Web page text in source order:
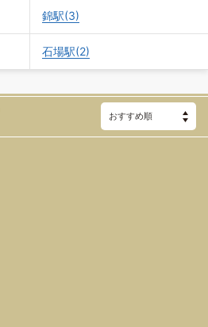
錦駅(3)
石場駅(2)